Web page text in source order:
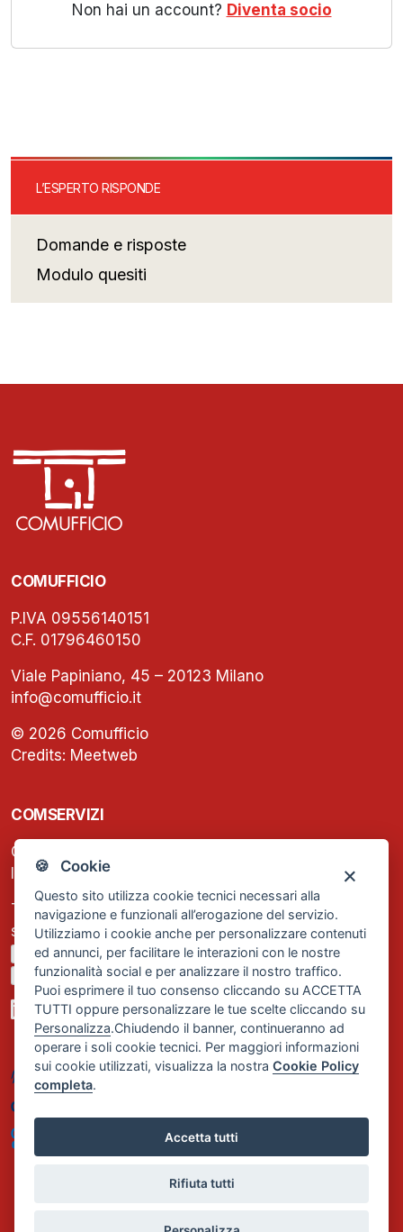
🍪 Cookie
Questo sito utilizza cookie tecnici necessari alla
navigazione e funzionali all’erogazione del servizio.
Utilizziamo i cookie anche per personalizzare contenuti
ed annunci, per facilitare le interazioni con le nostre
funzionalità social e per analizzare il nostro traffico.
Puoi esprimere il tuo consenso cliccando su ACCETTA
TUTTI oppure personalizzare le tue scelte cliccando su
Personalizza.Chiudendo il banner, continueranno ad
operare i soli cookie tecnici. Per maggiori informazioni
sui cookie utilizzati, visualizza la nostraCookie Policy
completa.
Accetta tutti
Rifiuta tutti
Non hai un account? Diventa socio
L’ESPERTO RISPONDE
Domande e risposte
Modulo quesiti
COMUFFICIO
P.IVA 09556140151
C.F. 01796460150
Viale Papiniano, 45 – 20123 Milano
info@comufficio.it
© 2026 Comufficio
Credits: Meetweb
COMSERVIZI
C.F. e P.IVA: 13474420158
Iscrizione REA Milano n. 1656740
Tel. +39 02 2838 1307
segreteria@comservizi.eu
Privacy Policy
Cookie Policy